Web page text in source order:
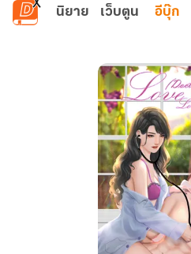
ข้ามไปยังเนื้อหาหลัก
นิยาย เว็บตูน อีบุ๊ก